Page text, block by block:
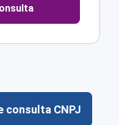
consulta CNPJ